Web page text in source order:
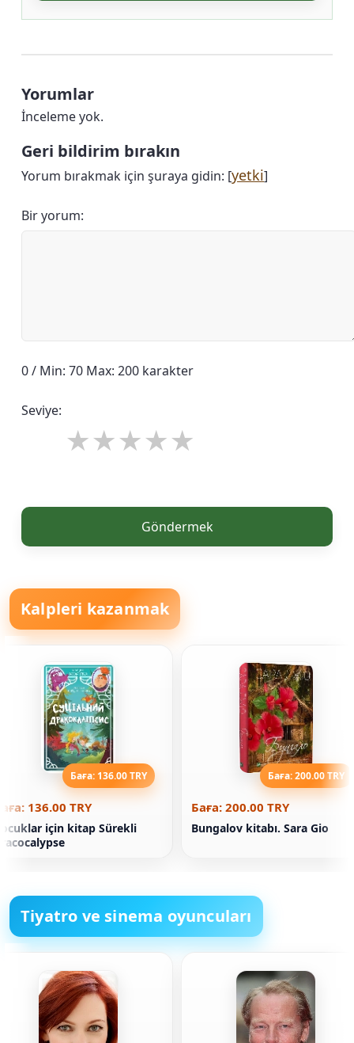
Yorumlar
İnceleme yok.
Geri bildirim bırakın
Yorum bırakmak için şuraya gidin: [yetki]
Bir yorum:
0 / Min: 70 Max: 200 karakter
Seviye:
Göndermek
Kalpleri kazanmak
Баға: 136.00 TRY
136.00 TRY
için kitap Sürekli
Баға: 200.00 TRY
Баға: 200.00 TRY
Bungalov kitabı. Sara Gio
Tiyatro ve sinema oyuncuları